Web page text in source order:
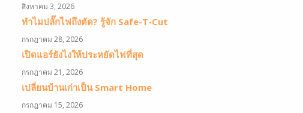
สิงหาคม 3, 2026
ทำไมปลั๊กไฟถึงตัด? รู้จัก Safe-T-Cut
กรกฎาคม 28, 2026
เปิดแอร์ยังไงให้ประหยัดไฟที่สุด
กรกฎาคม 21, 2026
เปลี่ยนบ้านเก่าเป็น Smart Home
กรกฎาคม 15, 2026